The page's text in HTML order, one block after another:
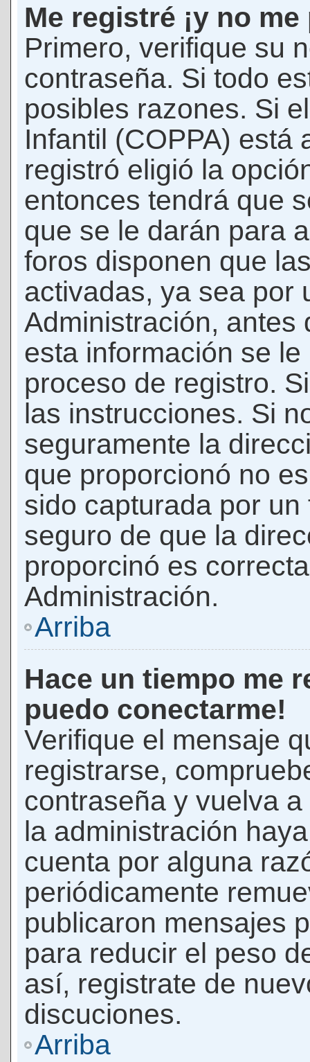
Me registré ¡y no
Primero, verifique su
contraseña. Si todo
posibles razones. Si
Infantil (COPPA) está
registró eligió la
entonces tendrá que
que se le darán para
foros disponen que
activadas, ya sea por
Administración, antes
esta información se
proceso de registro.
las instrucciones. Si
seguramente la
que proporcionó no
sido capturada por
seguro de que la
proporcinó es
Administración.
Arriba
Hace un tiempo me
puedo conectarme!
Verifique el mensaje
registrarse,
contraseña y vuelva
la administración
cuenta por alguna
periódicamente
publicaron mensajes
para reducir el peso
así, registrate de
discuciones.
Arriba